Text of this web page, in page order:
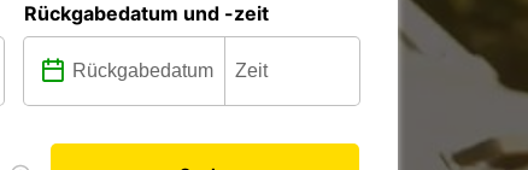
Rückgabedatum und -zeit